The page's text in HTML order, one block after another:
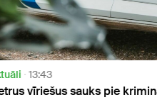
kriminālatbildības par Pieci